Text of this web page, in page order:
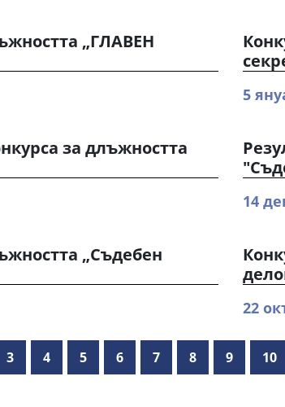
„ГЛАВЕН
5
за длъжността
14
„Съдебен
22
3 4 5 6 7 8 9 10